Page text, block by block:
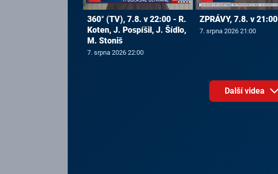
360° (TV), 7.8. v 22:00 - R.
Koten, J. Pospíšil, J. Šídlo,
M. Stoniš
7. srpna 2026 22:00
ZPRÁVY, 7.8. v 21:00
7. srpna 2026 21:00
Další videa